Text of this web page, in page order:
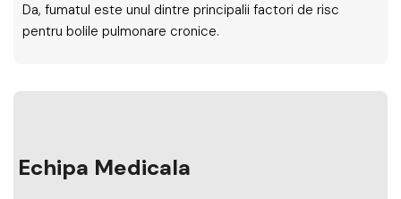
Da, fumatul este unul dintre principalii factori de risc
pentru bolile pulmonare cronice.
Echipa Medicala